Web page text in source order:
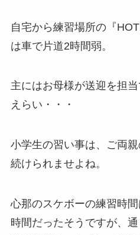
自宅から練習場所の『
は車で片道2時間弱。
主にはお母様が送迎を担当
えらい・・・
小学生の習い事は、ご両
続けられませよね。
心那のスケボーの練習時
時間だったそうですが、